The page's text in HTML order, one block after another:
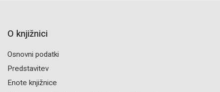
O knjižnici
Osnovni podatki
Predstavitev
Enote knjižnice